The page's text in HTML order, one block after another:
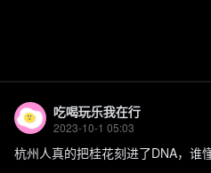
吃喝玩乐我在行
2023-10-1 05:03
杭州人真的把桂花刻进了DNA，谁